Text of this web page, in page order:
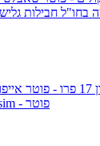
בחו"ל חבילות
אייפון 17
Esim - פוטר